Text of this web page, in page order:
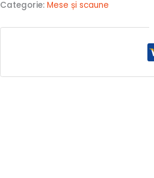
Categorie:Mese și scaune